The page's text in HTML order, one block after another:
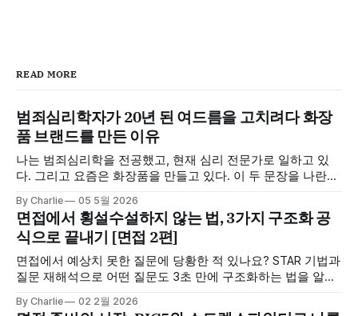
READ MORE
범죄심리학자가 20년 된 여드름을 고치려다 화장
품 브랜드를 만든 이유
나는 범죄심리학을 전공했고, 현재 심리 전문가로 일하고 있
다. 그리고 요즘은 화장품을 만들고 있다. 이 두 문장을 나란히
지, 한번 써두고 싶었다. 20년 동안 나는 내 피부와 전쟁 중이
었다 중학교 때부터 여드름이 났다. 처음엔 별거 아니라고 생
각했다. 사춘기니까 곧 나아지겠지 싶었는데, 나아지지 않았
다. 접촉성
By Charlie 05 5월 2026
면접에서 횡설수설하지 않는 법, 3가지 구조화 공
식으로 끝내기 [면접 2편]
면접에서 예상치 못한 질문에 당황한 적 있나요? STAR 기법과
질문 재해석으로 어떤 질문도 3초 만에 구조화하는 법을 알려
실전 공식 5가지를 지금 바로 확인하세요.
By Charlie 02 2월 2026